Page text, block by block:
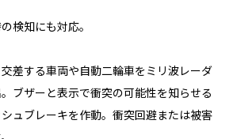
検知にも対応。
差する車両や自動二輪車をミリ波レーダ
ブザーと表示で衝突の可能性を知らせる
ュブレーキを作動。衝突回避または被害